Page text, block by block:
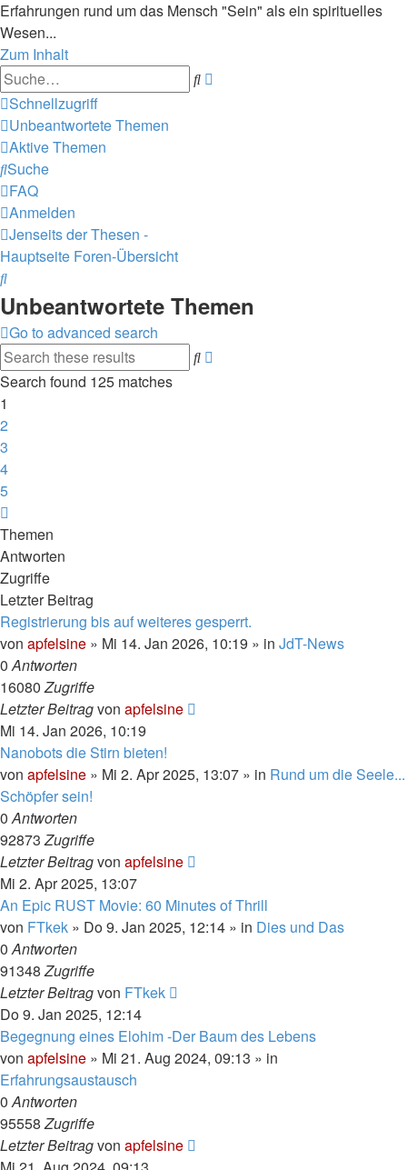
Erfahrungen rund um das Mensch "Sein" als ein spirituelles
Wesen...
Zum Inhalt
Suche
Schnellzugriff
Unbeantwortete Themen
Aktive Themen
Suche
FAQ
Anmelden
Jenseits der Thesen -
Hauptseite Foren-Übersicht
Suche
Unbeantwortete Themen
Go to advanced search
Suche
Search found 125 matches
1
2
3
4
5
Themen
Antworten
Zugriffe
Letzter Beitrag
Registrierung bis auf weiteres gesperrt.
von apfelsine » Mi 14. Jan 2026, 10:19 » in JdT-News
0Antworten
16080Zugriffe
Letzter Beitragvon apfelsine
Mi 14. Jan 2026, 10:19
Nanobots die Stirn bieten!
von apfelsine » Mi 2. Apr 2025, 13:07 » in Rund um die Seele...
Schöpfer sein!
0Antworten
92873Zugriffe
Letzter Beitragvon apfelsine
Mi 2. Apr 2025, 13:07
An Epic RUST Movie: 60 Minutes of Thrill
von FTkek » Do 9. Jan 2025, 12:14 » in Dies und Das
0Antworten
91348Zugriffe
Letzter Beitragvon FTkek
Do 9. Jan 2025, 12:14
Begegnung eines Elohim -Der Baum des Lebens
von apfelsine » Mi 21. Aug 2024, 09:13 » in
Erfahrungsaustausch
0Antworten
95558Zugriffe
Letzter Beitragvon apfelsine